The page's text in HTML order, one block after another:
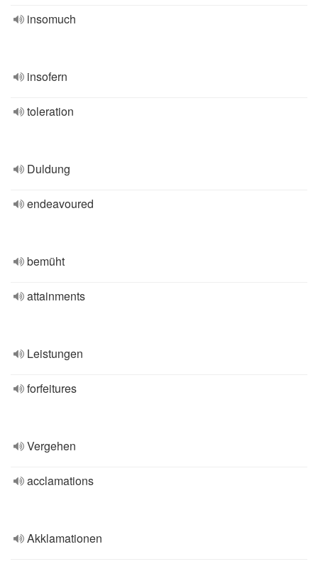
insomuch
insofern
toleration
Duldung
endeavoured
bemüht
attainments
Leistungen
forfeitures
Vergehen
acclamations
Akklamationen